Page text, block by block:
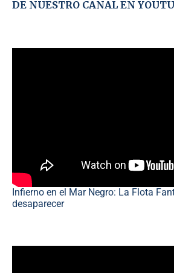
DE NUESTRO CANAL EN
Infierno en el Mar Negro: La Flota
desaparecer